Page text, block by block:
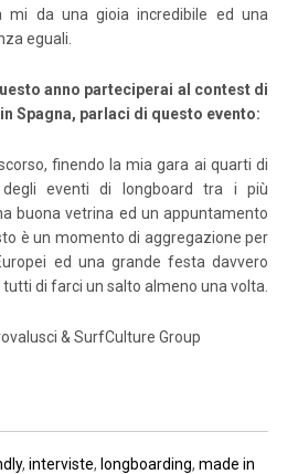
mi da una gioia incredibile ed una
eguali.
anno parteciperai al contest di
Spagna, parlaci di questo evento:
finendo la mia gara ai quarti di
eventi di longboard tra i più
buona vetrina ed un appuntamento
è un momento di aggregazione per
ed una grande festa davvero
di farci un salto almeno una volta.
& SurfCulture Group
, interviste, longboarding, made in